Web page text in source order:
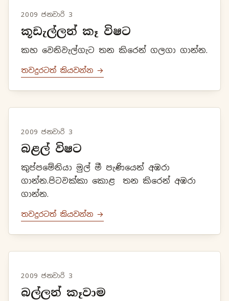
2009 ජනවාරි 3
කූඩැල්ලන් කෑ විෂට
කහ වෙනිවැල්ගැට තන කිරෙන් ගලගා ගාන්න.
තවදුරටත් කියවන්න →
2009 ජනවාරි 3
බළල් විෂට
කුප්පමේනියා මුල් මී පැණියෙන් අඹරා
ගාන්න.පිටවක්කා කොළ තන කිරෙන් අඹරා
ගාන්න.
තවදුරටත් කියවන්න →
2009 ජනවාරි 3
බල්ලන් කෑවාම